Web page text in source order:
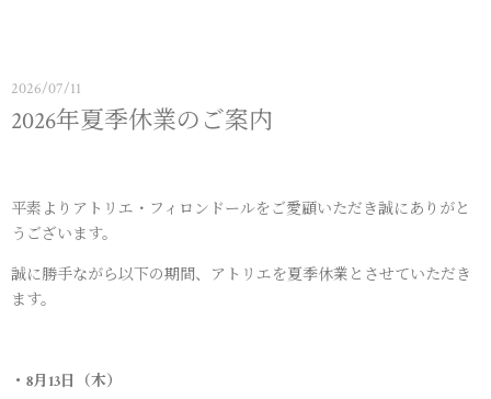
2026/07/11
2026年夏季休業のご案内
平素よりアトリエ・フィロンドールをご愛顧いただき誠にありがと
うございます。
誠に勝手ながら以下の期間、アトリエを夏季休業とさせていただき
ます。
・8月13日（木）